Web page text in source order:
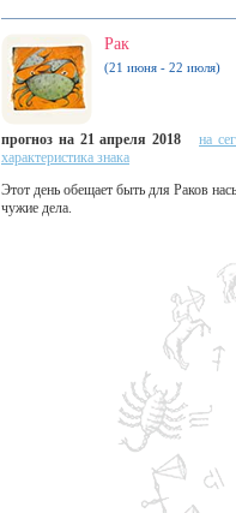
Рак
(21 июня - 22 июля)
прогноз на 21 апреля 2018
на
характеристика знака
Этот день обещает быть для Раков
чужие дела.